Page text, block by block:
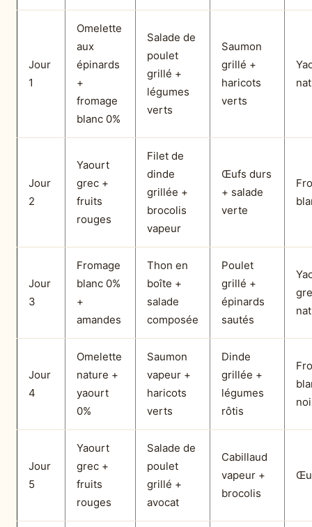
Jour
1
Omelette
aux
épinards
+
fromage
blanc 0%
Salade de
poulet
grillé +
légumes
verts
Saumon
grillé +
haricots
verts
Jour
2
Yaourt
grec +
fruits
rouges
Filet de
dinde
grillée +
brocolis
vapeur
Œufs durs
+ salade
verte
Jour
3
Fromage
blanc 0%
+
amandes
Thon en
boîte +
salade
composée
Poulet
grillé +
épinards
sautés
Jour
4
Omelette
nature +
yaourt
0%
Saumon
vapeur +
haricots
verts
Dinde
grillée +
légumes
rôtis
Jour
5
Yaourt
grec +
fruits
rouges
Salade de
poulet
grillé +
avocat
Cabillaud
vapeur +
brocolis